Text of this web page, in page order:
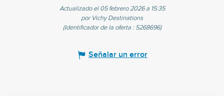
Actualizado el 05 febrero 2026 a 15:35
por Vichy Destinations
(Identificador de la oferta : 5268696)
Señalar un error